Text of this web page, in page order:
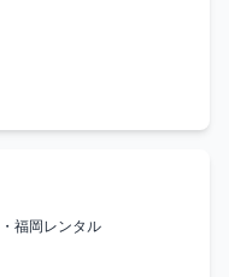
福岡レンタル